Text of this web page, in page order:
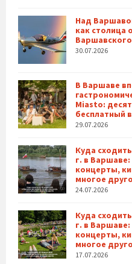
Над
как столица
30.07.2026
В Варшаве
Miasto:
бесплатный
29.07.2026
Куда
г. в
концерты,
многое
24.07.2026
Куда
г. в
концерты,
многое
17.07.2026